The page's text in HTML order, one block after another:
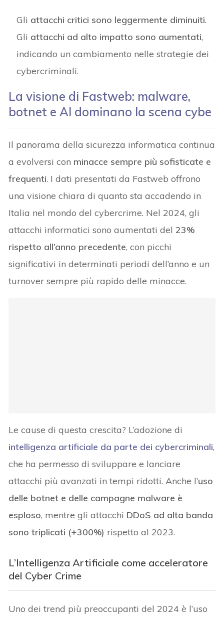
Gli attacchi critici sono leggermente diminuiti.
Gli attacchi ad alto impatto sono aumentati,
indicando un cambiamento nelle strategie dei
cybercriminali.
La visione di Fastweb: malware,
botnet e AI dominano la scena cybe
Il panorama della sicurezza informatica continua
a evolversi con minacce sempre più sofisticate e
frequenti. I dati presentati da Fastweb offrono
una visione chiara di quanto sta accadendo in
Italia nel mondo del cybercrime. Nel 2024, gli
attacchi informatici sono aumentati del23%
rispetto all’anno precedente, con picchi
significativi in determinati periodi dell’anno e un
turnover sempre più rapido delle minacce.
Le cause di questa crescita? L’adozione di
intelligenza artificiale da parte dei cybercriminali,
che ha permesso di sviluppare e lanciare
attacchi più avanzati in tempi ridotti. Anche l’uso
delle botnet e delle campagne malware è
esploso, mentre gli attacchi DDoS ad alta banda
sono triplicati (+300%) rispetto al 2023.
L’Intelligenza Artificiale come acceleratore
del Cyber Crime
Uno dei trend più preoccupanti del 2024 è l’uso